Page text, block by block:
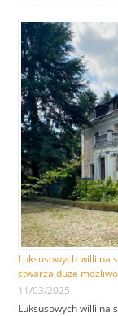
Luksusowych willi na
stwarza duże
11/03/2025
Luksusowych willi na